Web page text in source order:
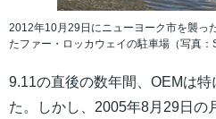
2012年10月29日にニューヨーク市を襲っ
たファー・ロッカウェイの駐車場（写真：
9.11の直後の数年間、OEMは
た。しかし、2005年8月29日の